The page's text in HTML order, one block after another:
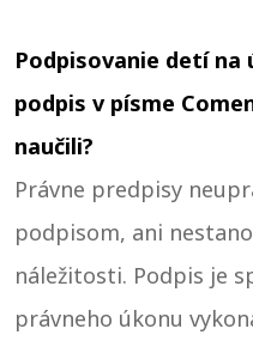
Podpisovanie detí na
podpis v písme
naučili?
Právne predpisy
podpisom, ani
náležitosti. Podpis je
právneho úkonu